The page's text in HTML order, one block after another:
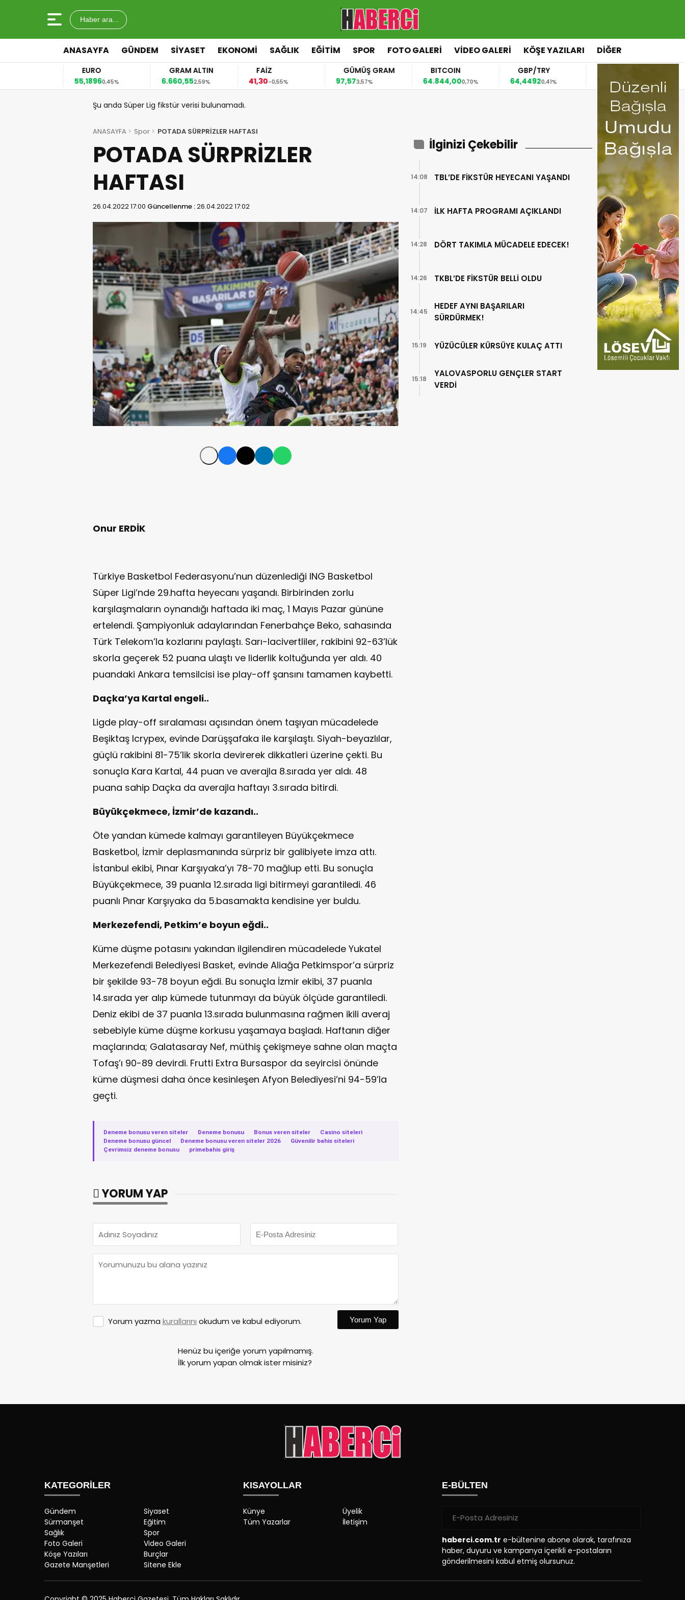
Haber ara...
ANASAYFA GÜNDEM SİYASET EKONOMİ SAĞLIK EĞİTİM SPOR FOTO GALERİ VİDEO GALERİ KÖŞE YAZILARI DİĞER
55,18960,45%
GRAM ALTIN
6.660,552,59% -0,55%
GÜMÜŞ GRAM
3,57%
BITCOIN
64.844,000,70%
GBP/TRY
64,44920,41%
82,63
Şu anda Süper Lig fikstür verisi bulunamadı.
ANASAYFA Spor POTADA SÜRPRİZLER HAFTASI
POTADA SÜRPRİZLER
HAFTASI
26.04.2022 17:00 Güncellenme :26.04.2022 17:02
Onur ERDİK
Türkiye Basketbol Federasyonu’nun düzenlediği ING Basketbol
Süper Ligi’nde 29.hafta heyecanı yaşandı. Birbirinden zorlu
karşılaşmaların oynandığı haftada iki maç, 1 Mayıs Pazar gününe
ertelendi. Şampiyonluk adaylarından Fenerbahçe Beko, sahasında
Türk Telekom’la kozlarını paylaştı. Sarı-lacivertliler, rakibini 92-63’lük
skorla geçerek 52 puana ulaştı ve liderlik koltuğunda yer aldı. 40
puandaki Ankara temsilcisi ise play-off şansını tamamen kaybetti.
Daçka’ya Kartal engeli..
Ligde play-off sıralaması açısından önem taşıyan mücadelede
Beşiktaş Icrypex, evinde Darüşşafaka ile karşılaştı. Siyah-beyazlılar,
güçlü rakibini 81-75’lik skorla devirerek dikkatleri üzerine çekti. Bu
sonuçla Kara Kartal, 44 puan ve averajla 8.sırada yer aldı. 48
puana sahip Daçka da averajla haftayı 3.sırada bitirdi.
Büyükçekmece, İzmir’de kazandı..
Öte yandan kümede kalmayı garantileyen Büyükçekmece
Basketbol, İzmir deplasmanında sürpriz bir galibiyete imza attı.
İstanbul ekibi, Pınar Karşıyaka’yı 78-70 mağlup etti. Bu sonuçla
Büyükçekmece, 39 puanla 12.sırada ligi bitirmeyi garantiledi. 46
puanlı Pınar Karşıyaka da 5.basamakta kendisine yer buldu.
Merkezefendi, Petkim’e boyun eğdi..
Küme düşme potasını yakından ilgilendiren mücadelede Yukatel
Merkezefendi Belediyesi Basket, evinde Aliağa Petkimspor’a sürpriz
bir şekilde 93-78 boyun eğdi. Bu sonuçla İzmir ekibi, 37 puanla
14.sırada yer alıp kümede tutunmayı da büyük ölçüde garantiledi.
Deniz ekibi de 37 puanla 13.sırada bulunmasına rağmen ikili averaj
sebebiyle küme düşme korkusu yaşamaya başladı. Haftanın diğer
maçlarında; Galatasaray Nef, müthiş çekişmeye sahne olan maçta
Tofaş’ı 90-89 devirdi. Frutti Extra Bursaspor da seyircisi önünde
küme düşmesi daha önce kesinleşen Afyon Belediyesi’ni 94-59’la
geçti.
Deneme bonusu veren siteler · Deneme bonusu · Bonus veren siteler · Casino siteleri
·
Deneme bonusu güncel
· Deneme bonusu veren siteler 2026 · Güvenilir bahis siteleri
·
Çevrimsiz deneme bonusu
· primebahis giriş
YORUM YAP
Yorum yazma kurallarını okudum ve kabul ediyorum. Yorum Yap
Henüz bu içeriğe yorum yapılmamış.
İlk yorum yapan olmak ister misiniz?
İlginizi Çekebilir
TBL’DE FİKSTÜR HEYECANI YAŞANDI
14:08
İLK HAFTA PROGRAMI AÇIKLANDI
14:07
DÖRT TAKIMLA MÜCADELE EDECEK!
14:28
TKBL’DE FİKSTÜR BELLİ OLDU
14:26
HEDEF AYNI BAŞARILARI
SÜRDÜRMEK!
14:45
YÜZÜCÜLER KÜRSÜYE KULAÇ ATTI
15:19
YALOVASPORLU GENÇLER START
VERDİ
15:18
KATEGORİLER
Gündem
Siyaset
Sürmanşet
Eğitim
Sağlık
Spor
Foto Galeri
Video Galeri
Köşe Yazıları
Burçlar
Gazete Manşetleri
Sitene Ekle
KISAYOLLAR
Künye
Üyelik
Tüm Yazarlar
İletişim
E-BÜLTEN
haberci.com.tr e-bültenine abone olarak, tarafınıza
haber, duyuru ve kampanya içerikli e-postaların
gönderilmesini kabul etmiş olursunuz.